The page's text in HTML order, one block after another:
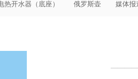
热开水器（底座） 俄罗斯壶 媒体报